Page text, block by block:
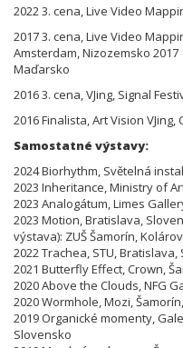
2022 3. cena, Live Video
2017 3. cena, Live Video
Amsterdam, Nizozemsko 2017
Maďarsko
2016 3. cena, VJing, Signal
2016 Finalista, Art Vision
Samostatné výstavy:
2024 Biorhythm, Světelná
2023 Inheritance, Ministry of
2023 Analogátum, Limes
2023 Motion, Bratislava,
výstava): ZUŠ Šamorín,
2022 Trachea, STU,
2021 Butterfly Effect, Crown,
2020 Above the Clouds, NFG
2020 Wormhole, Mozi,
2019 Organické momenty,
Slovensko